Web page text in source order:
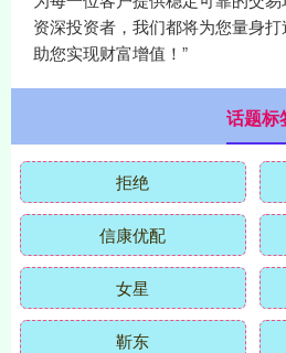
资深投资者，我们都将为您量身
助您实现财富增值！”
话题标
拒绝
信康优配
女星
靳东